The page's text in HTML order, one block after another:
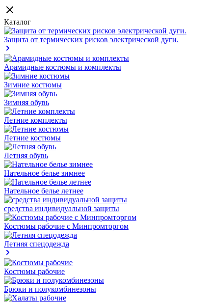
Каталог
Защита от термических рисков электрической дуги.
Арамидные костюмы и комплекты
Зимние костюмы
Зимняя обувь
Летние комплекты
Летние костюмы
Летняя обувь
Нательное белье зимнее
Нательное белье летнее
средства индивидуальной защиты
Костюмы рабочие с Минпромторгом
Летняя спецодежда
Костюмы рабочие
Брюки и полукомбинезоны